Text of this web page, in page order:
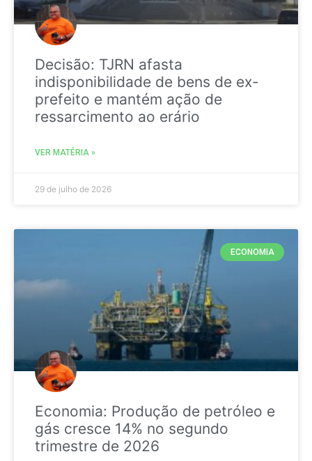
Decisão: TJRN afasta
indisponibilidade de bens de ex-
prefeito e mantém ação de
ressarcimento ao erário
VER MATÉRIA »
29 de julho de 2026
ECONOMIA
Economia: Produção de petróleo e
gás cresce 14% no segundo
trimestre de 2026